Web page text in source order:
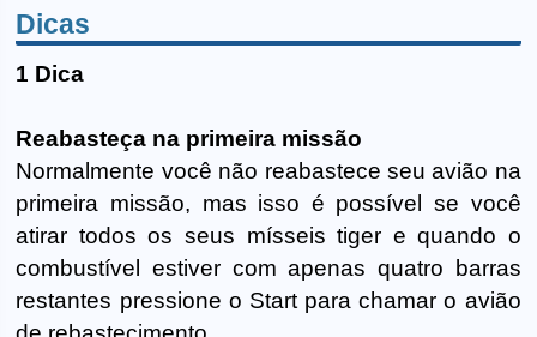
Dicas
1 Dica
Reabasteça na primeira missão
Normalmente você não reabastece seu avião na
primeira missão, mas isso é possível se você
atirar todos os seus mísseis tiger e quando o
combustível estiver com apenas quatro barras
restantes pressione o Start para chamar o avião